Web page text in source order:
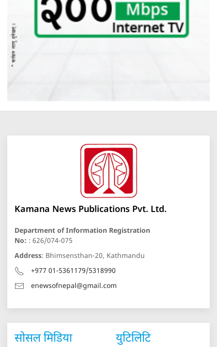
Kamana News Publications Pvt. Ltd.
Department of Information Registration
No: : 626/074-075
Address: Bhimsensthan-20, Kathmandu
+977 01-5361179/5318990
enewsofnepal@gmail.com
सोसल मिडिया युटिलिटि